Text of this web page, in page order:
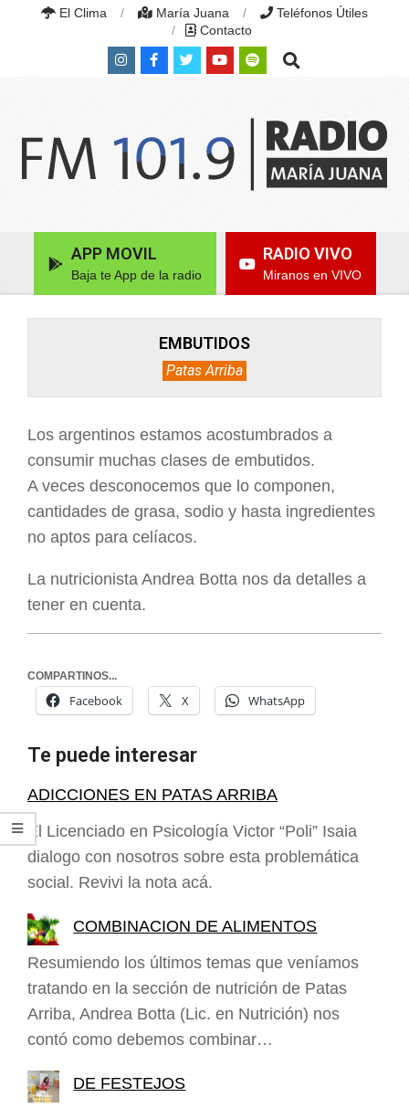
El Clima María Juana
Teléfonos Útiles
Contacto
Search
JUANA
FM
Navigation APP MOVIL
Baja te App de la radio
RADIO VIVO
Miranos en VIVO
EMBUTIDOS
Patas Arriba
Los argentinos estamos acostumbrados a
consumir muchas clases de embutidos.
A veces desconocemos que lo componen,
cantidades de grasa, sodio y hasta ingredientes
no aptos para celíacos.
La nutricionista Andrea Botta nos da detalles a
tener en cuenta.
COMPARTINOS...
Facebook X WhatsApp
Te puede interesar
ADICCIONES EN PATAS ARRIBA
El Licenciado en Psicología Victor “Poli” Isaia
dialogo con nosotros sobre esta problemática
social. Revivi la nota acá.
COMBINACION DE ALIMENTOS
Resumiendo los últimos temas que veníamos
tratando en la sección de nutrición de Patas
Arriba, Andrea Botta (Lic. en Nutrición) nos
contó como debemos combinar…
DE FESTEJOS